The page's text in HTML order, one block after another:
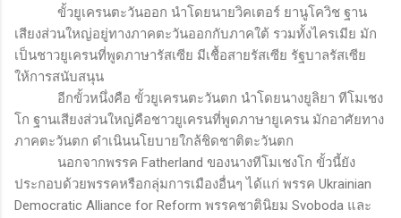
ขั้วยูเครนตะวันออก นำโดยนายวิคเตอร์ ยานูโควิช ฐาน
เสียงส่วนใหญ่อยู่ทางภาคตะวันออกกับภาคใต้ รวมทั้งไครเมีย มัก
เป็นชาวยูเครนที่พูดภาษารัสเซีย มีเชื้อสายรัสเซีย รัฐบาลรัสเซีย
ให้การสนับสนุน
อีกขั้วหนึ่งคือ ขั้วยูเครนตะวันตก นำโดยนางยูลิยา ทีโมเชง
โก ฐานเสียงส่วนใหญ่คือชาวยูเครนที่พูดภาษายูเครน มักอาศัยทาง
ภาคตะวันตก ดำเนินนโยบายใกล้ชิดชาติตะวันตก
นอกจากพรรค Fatherland ของนางทีโมเชงโก ขั้วนี้ยัง
ประกอบด้วยพรรคหรือกลุ่มการเมืองอื่นๆ ได้แก่ พรรค Ukrainian
Democratic Alliance for Reform พรรคชาตินิยม Svoboda และ